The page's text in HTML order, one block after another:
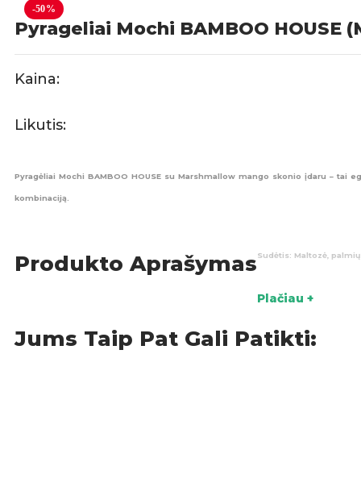
-50%
Pyrageliai Mochi BAMBOO HOUSE
Kaina:
Likutis:
Pyragėliai Mochi BAMBOO HOUSE su Marshmallow mango skonio įdaru –
kombinaciją.
Produkto AprašymasSudėtis: Maltozė,
Kilmės šalis:Taivanas
Plačiau +
Jums Taip Pat Gali Patikti: